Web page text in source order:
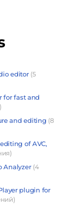
editor (5
for fast and
and editing (8
of AVC,
Analyzer (4
plugin for